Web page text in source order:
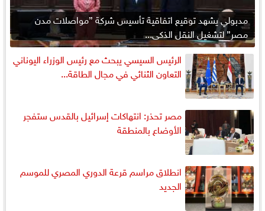
مدبولي يشهد توقيع اتفاقية تأسيس شركة ”مواصلات مدن
مصر” لتشغيل النقل الذكي...
الرئيس السيسي يبحث مع رئيس الوزراء اليوناني
التعاون الثنائي في مجال الطاقة...
مصر تحذر: انتهاكات إسرائيل بالقدس ستفجر
الأوضاع بالمنطقة
انطلاق مراسم قرعة الدوري المصري للموسم
الجديد